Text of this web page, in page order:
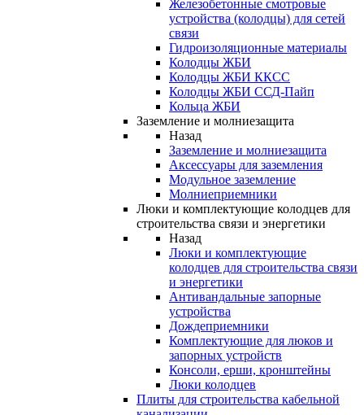
Железобетонные смотровые
устройства (колодцы) для сетей
связи
Гидроизоляционные материалы
Колодцы ЖБИ
Колодцы ЖБИ ККСС
Колодцы ЖБИ ССД-Пайп
Кольца ЖБИ
Заземление и молниезащита
Назад
Заземление и молниезащита
Аксессуары для заземления
Модульное заземление
Молниеприемники
Люки и комплектующие колодцев для
строительства связи и энергетики
Назад
Люки и комплектующие
колодцев для строительства связи
и энергетики
Антивандальные запорные
устройства
Дождеприемники
Комплектующие для люков и
запорных устройств
Консоли, ерши, кронштейны
Люки колодцев
Плиты для строительства кабельной